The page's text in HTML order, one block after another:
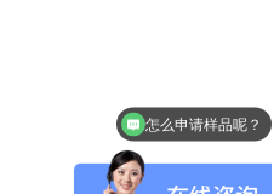
怎么申请样品呢？
MCU可以使用SD NAND吗？